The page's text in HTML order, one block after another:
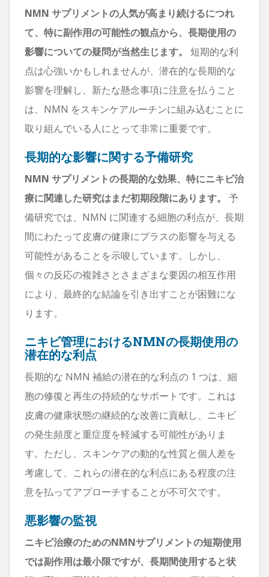
NMN サプリメントの人気が高まり続けるにつれ
て、特に副作用の可能性の観点から、長期使用の
影響についての疑問が当然生じます。
短期的な利
点は心強いかもしれませんが、潜在的な長期的な
影響を理解し、新たな懸念事項に注意を払うこと
は、NMN をスキンケアルーチンに組み込むことに
取り組んでいる人にとって非常に重要です。
長期的な影響に関する予備研究
NMN サプリメントの長期的な効果、特にニキビ治
療に関連した研究はまだ初期段階にあります。
予
備研究では、NMN に関連する細胞の利点が、長期
間にわたって皮膚の健康にプラスの影響を与える
可能性があることを示唆しています。しかし、
個々の反応の複雑さとさまざまな要因の相互作用
により、最終的な結論を引き出すことが困難にな
ります。
ニキビ管理におけるNMNの長期使用の
潜在的な利点
長期的な NMN 補給の潜在的な利点の 1 つは、細
胞の修復と再生の持続的なサポートです。これは
皮膚の健康状態の継続的な改善に貢献し、ニキビ
の発生頻度と重症度を軽減する可能性がありま
す。ただし、スキンケアの動的な性質と個人差を
考慮して、これらの潜在的な利点にある程度の注
意を払ってアプローチすることが不可欠です。
悪影響の監視
ニキビ治療のためのNMNサプリメントの短期使用
では副作用は最小限ですが、長期間使用すると状